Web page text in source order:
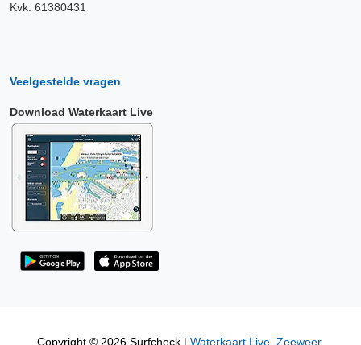
Kvk: 61380431
Veelgestelde vragen
Download Waterkaart Live
Copyright © 2026 Surfcheck | Waterkaart Live Zeeweer,